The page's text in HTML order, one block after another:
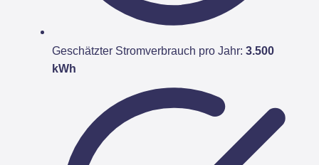
Geschätzter Stromverbrauch pro Jahr: 3.500
kWh